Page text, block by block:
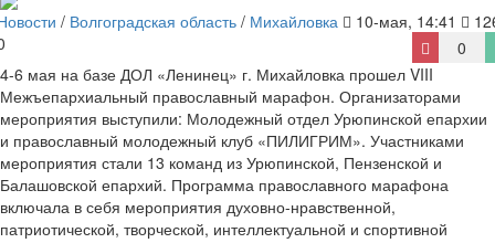
/ Волгоградская область / Михайловка 10-мая, 14:41
0
4-6 мая на базе ДОЛ «Ленинец» г. Михайловка прошел VIII
Межъепархиальный православный марафон. Организаторами
мероприятия выступили: Молодежный отдел Урюпинской епархии
и православный молодежный клуб «ПИЛИГРИМ». Участниками
мероприятия стали 13 команд из Урюпинской, Пензенской и
Балашовской епархий. Программа православного марафона
включала в себя мероприятия духовно-нравственной,
патриотической, творческой, интеллектуальной и спортивной